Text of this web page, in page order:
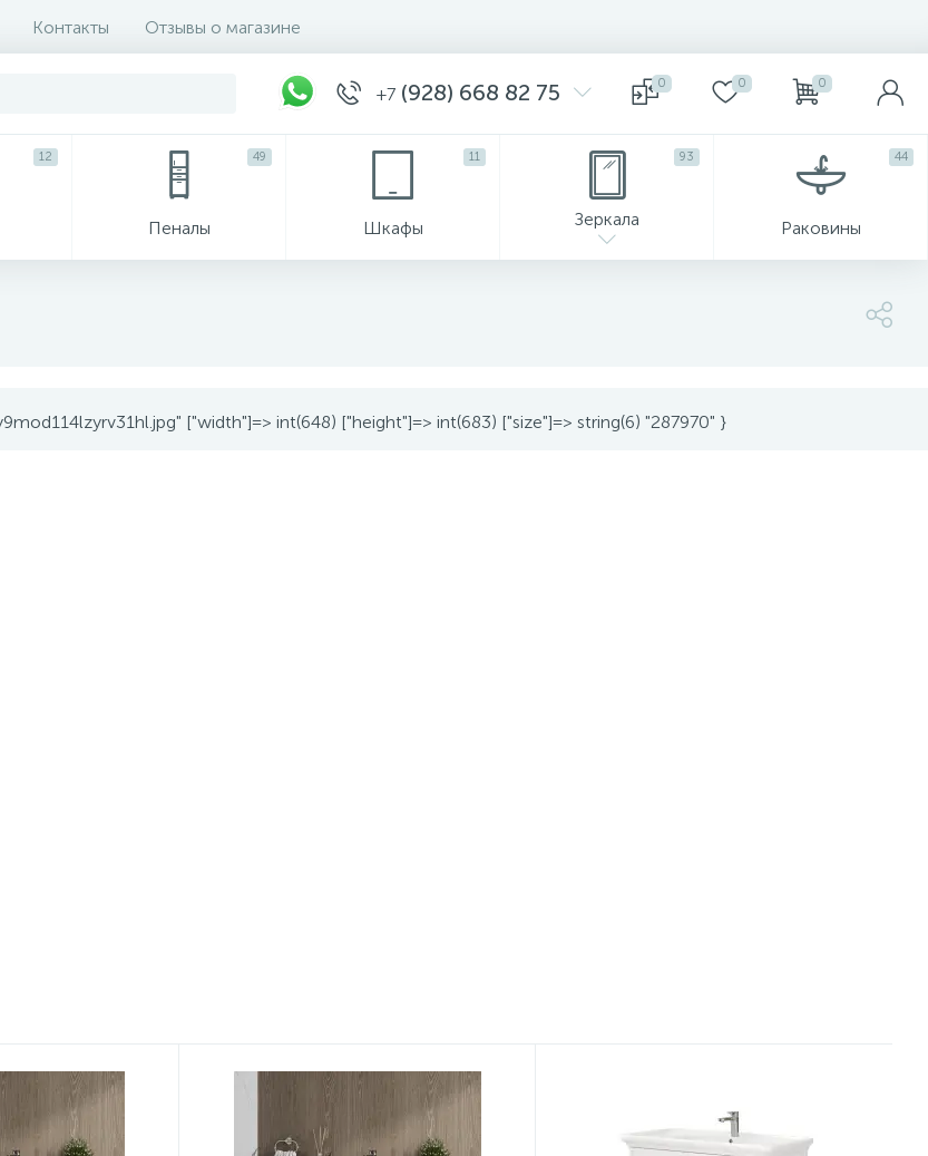
Контакты Отзывы о магазине
+7 (928) 668 82 75 0 0 0
12
Пеналы
49
Шкафы
11
Зеркала
93
Раковины
44
["width"]=> int(648) ["height"]=> int(683) ["size"]=> string(6) "287970" }